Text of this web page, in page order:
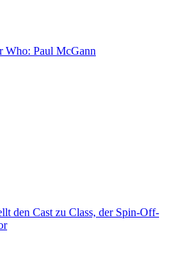
Who: Paul McGann
den Cast zu Class, der Spin-Off-